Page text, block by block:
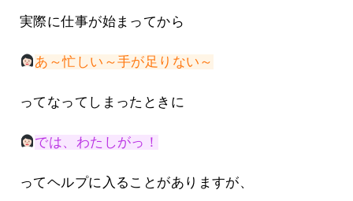
実際に仕事が始まってから
あ～忙しい～手が足りない～
ってなってしまったときに
では、わたしがっ！
ってヘルプに入ることがありますが、